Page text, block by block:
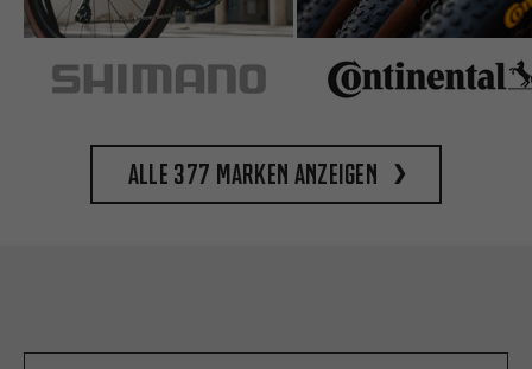
Alle 377 Marken anzeigen